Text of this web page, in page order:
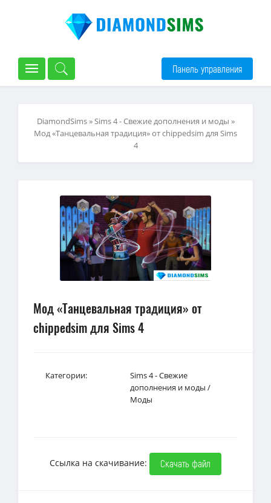
Панель управления
DiamondSims»Sims 4 - Свежие дополнения и моды »
Мод «Танцевальная традиция» от chippedsim для Sims
4
Мод «Танцевальная традиция» от
chippedsim для Sims 4
Категории:
Sims 4 - Свежие
дополнения и моды /
Моды
Ссылка на скачивание: Скачать файл